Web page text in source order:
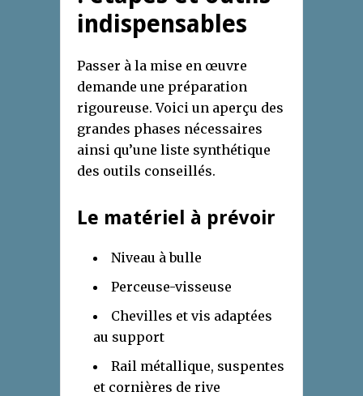
indispensables
Passer à la mise en œuvre
demande une préparation
rigoureuse. Voici un aperçu des
grandes phases nécessaires
ainsi qu’une liste synthétique
des outils conseillés.
Le matériel à prévoir
Niveau à bulle
Perceuse-visseuse
Chevilles et vis adaptées
au support
Rail métallique, suspentes
et cornières de rive